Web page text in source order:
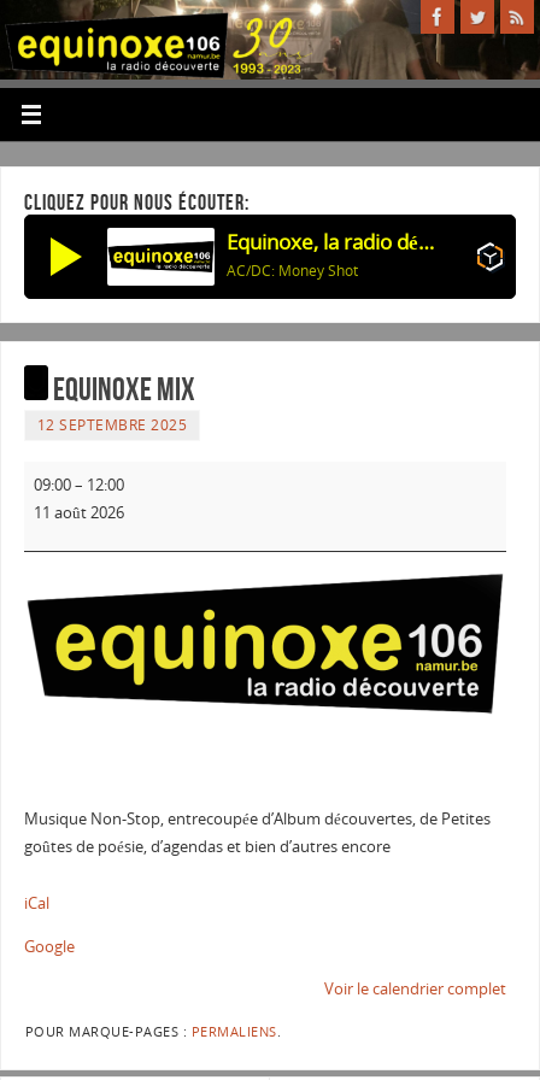
CLIQUEZ POUR NOUS ÉCOUTER:
Equinoxe, la radio découverte
AC/DC: Money Shot
Equinoxe Mix
12 SEPTEMBRE 2025
09:00– 12:00
11 août 2026
Musique Non-Stop, entrecoupée d’Album découvertes, de Petites
goûtes de poésie, d’agendas et bien d’autres encore
iCal
Google
Voir le calendrier complet
POUR MARQUE-PAGES : PERMALIENS.